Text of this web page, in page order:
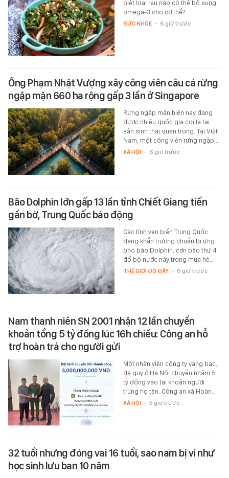
biết loại rau nào có thể bổ sung
omega-3 cho cơ thể?
SỨC KHỎE - 6 giờ trước
Ông Phạm Nhật Vượng xây công viên câu cá rừng
ngập mặn 660 ha rộng gấp 3 lần ở Singapore
Rừng ngập mặn hiện nay đang
được nhiều quốc gia coi là tài
sản sinh thái quan trọng. Tại Việt
Nam, một công viên rừng ngập…
XÃ HỘI - 6 giờ trước
Bão Dolphin lớn gấp 13 lần tỉnh Chiết Giang tiến
gần bờ, Trung Quốc báo động
Các tỉnh ven biển Trung Quốc
đang khẩn trương chuẩn bị ứng
phó bão Dolphin, cơn bão thứ 4
đổ bộ nước này trong mùa hè…
THẾ GIỚI ĐÓ ĐÂY - 6 giờ trước
Nam thanh niên SN 2001 nhận 12 lần chuyển
khoản tổng 5 tỷ đồng lúc 16h chiều: Công an hỗ
trợ hoàn trả cho người gửi
Một nhân viên công ty vàng bạc,
đá quý ở Hà Nội chuyển nhầm 5
tỷ đồng vào tài khoản người
trùng họ tên. Công an xã Hoàn…
XÃ HỘI - 5 giờ trước
32 tuổi nhưng đóng vai 16 tuổi, sao nam bị ví như
học sinh lưu ban 10 năm